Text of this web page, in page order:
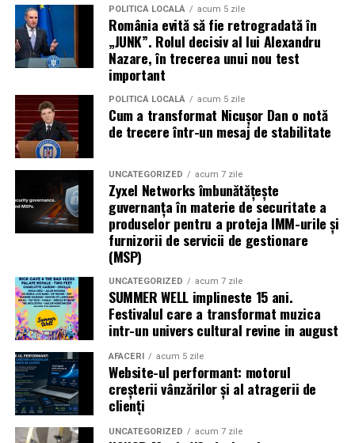
ActoriiVlad Gherman, Oana Gherman și Ioana
Ginghină
vin la întâlnirea cu publicul dinCinema City
Vivo! Pitești pe 17 februarie, de la 18:30și vor
participa la o discuție după proiecție, alături de
Paul Decu.
Caravana„În pielea mea”ajunge laCinema City
Shopping City Ploiești, pe 18 februarie, de la 18:30, la
proiecția specială introdusă de regizorul
alături de actoriiIoana State, Vlad și Oana Gherman,
Azaleea Necula și Gabriel Vatavu.
O comedie actuală și spumoasă, filmul„În pielea
este distribuit de T.R.I.B.E. Films.
TRAILER:https://bit.ly/InPieleaMea
Site oficial:
inpieleamea.ro
Mai multe detalii, imagini de la filmări, fragmente din
film, declarații din partea actorilor și informații despre
concursuri sunt disponibile pe paginile social media ale
filmului de Facebook,Instagram,TikTok .
Adrian Pădurețu semnează imaginea filmului. De sunet
POLITICĂ LOCALĂ acum 5 zile
România evită să fie retrogradată în
„JUNK”. Rolul decisiv al lui Alexandru
Nazare, în trecerea unui nou test
important
POLITICĂ LOCALĂ acum 5 zile
Cum a transformat Nicușor Dan o notă
de trecere într-un mesaj de stabilitate
UNCATEGORIZED acum 7 zile
Zyxel Networks îmbunătățește
guvernanța în materie de securitate a
produselor pentru a proteja IMM-urile și
furnizorii de servicii de gestionare
(MSP)
UNCATEGORIZED acum 7 zile
SUMMER WELL implineste 15 ani.
Festivalul care a transformat muzica
intr-un univers cultural revine in august
AFACERI acum 5 zile
Website-ul performant: motorul
creșterii vânzărilor și al atragerii de
clienți
UNCATEGORIZED acum 7 zile